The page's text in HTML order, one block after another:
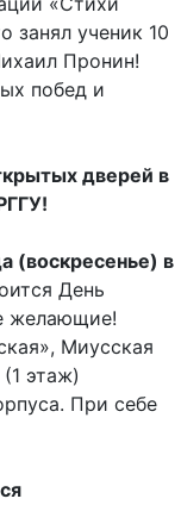
занял ученик 10
Пронин!
побед и
дверей в
(воскресенье) в
День
желающие!
Миусская
этаж)
При себе